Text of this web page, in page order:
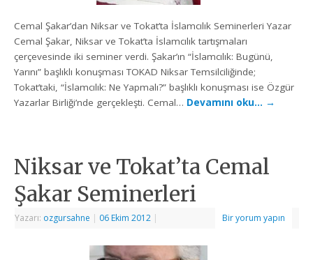
Cemal Şakar’dan Niksar ve Tokat’ta İslamcılık Seminerleri Yazar
Cemal Şakar, Niksar ve Tokat’ta İslamcılık tartışmaları
çerçevesinde iki seminer verdi. Şakar’ın “İslamcılık: Bugünü,
Yarını” başlıklı konuşması TOKAD Niksar Temsilciliğinde;
Tokat’taki, “İslamcılık: Ne Yapmalı?” başlıklı konuşması ise Özgür
Yazarlar Birliği’nde gerçekleşti. Cemal… Devamını oku… →
Niksar ve Tokat’ta Cemal
Şakar Seminerleri
Yazarı: ozgursahne | 06 Ekim 2012 | Bir yorum yapın